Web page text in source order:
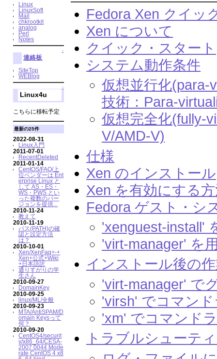
Linux
LinuxSoft
Mail
chkrootkit
analog
Perl
Notes
↑
連絡板
SiteTop
WEBlog
↑
Linux4u
こちらに移転予定
最新の25件
2022-08-31
Linux入門
2011-07-01
RecentDeleted
2011-01-14
CentOS/FAQ/上
位ベンダーは Ent
erprise Linux と
して AS・ES・
WS・PWS とい
った複数のバー
ジョンを提供...
2010-11-24
教えて
2010-11-19
パス(PATH)の確
認と設定方法
は？
2010-10-01
Xen/XenFaq+-+
Xen+公式+Wiki
+日本語訳
通りすがりの学
生さん
2010-09-27
DomainKey
2010-09-25
linux/ML/全般
2010-09-23
MTA/AntiSPAM/D
omain Keysって
何？
2010-09-20
CentOS4/securit
y/x86_64/CESA-
2007 0044 Mode
rate CentOS 4 x8
Fedora Xen クイッ
Xen について
クイック・スタート
システム動作条件
仮想並行化(para-
技術：Para-
仮想完全化(fully-
V/AMD-V)
仕様
Xen のインストール
Xen を有効にする
Fedora ゲスト・シ
'xenguest-install'
'virt-manager' を
インストール後の
'virt-manager' で
'virsh' でコマン
'xm' でコマンド
トラブルシューテ